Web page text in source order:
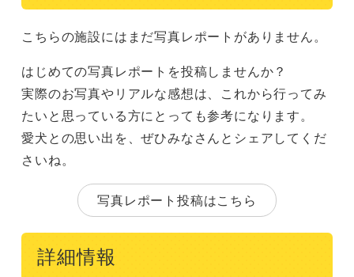
こちらの施設にはまだ写真レポートがありません。
はじめての写真レポートを投稿しませんか？
実際のお写真やリアルな感想は、これから行ってみ
たいと思っている方にとっても参考になります。
愛犬との思い出を、ぜひみなさんとシェアしてくだ
さいね。
写真レポート投稿はこちら
詳細情報